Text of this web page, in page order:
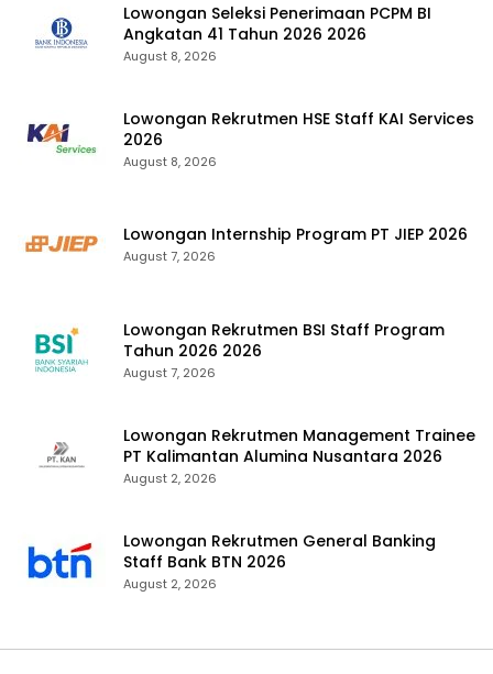
Lowongan Seleksi Penerimaan PCPM BI
Angkatan 41 Tahun 2026 2026
August 8, 2026
Lowongan Rekrutmen HSE Staff KAI Services
2026
August 8, 2026
Lowongan Internship Program PT JIEP 2026
August 7, 2026
Lowongan Rekrutmen BSI Staff Program
Tahun 2026 2026
August 7, 2026
Lowongan Rekrutmen Management Trainee
PT Kalimantan Alumina Nusantara 2026
August 2, 2026
Lowongan Rekrutmen General Banking
Staff Bank BTN 2026
August 2, 2026